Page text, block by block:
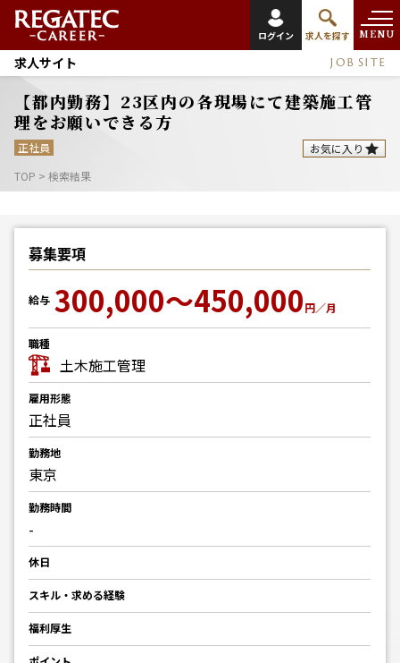
ログイン 求人を探す MENU
求人サイト JOB SITE
【都内勤務】23区内の各現場にて建築施工管
理をお願いできる方
正社員
お気に入り
TOP > 検索結果
募集要項
給与 300,000～450,000円／月
職種
土木施工管理
雇用形態
正社員
勤務地
東京
勤務時間
-
休日
スキル・求める経験
福利厚生